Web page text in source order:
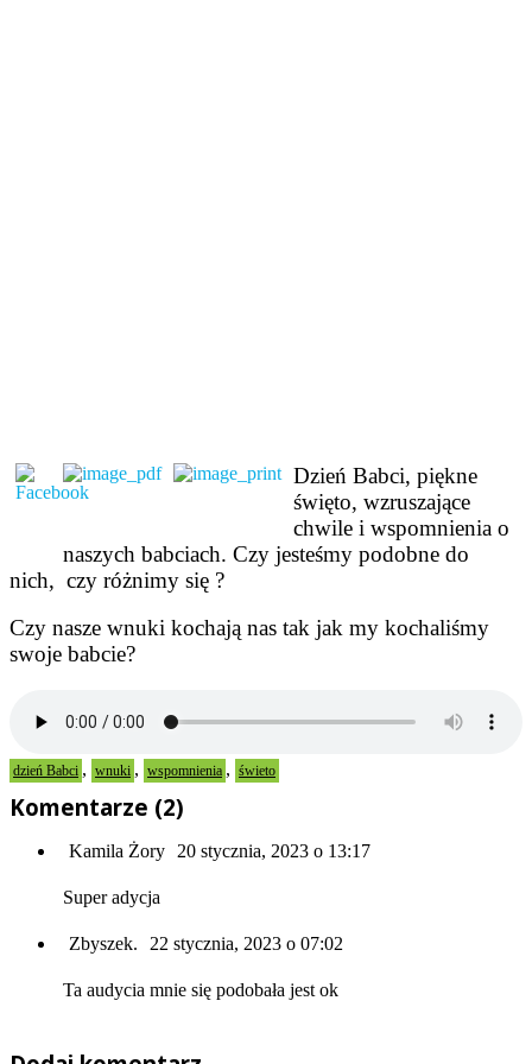
Dzień Babci, piękne
święto, wzruszające
chwile i wspomnienia o
naszych babciach. Czy jesteśmy podobne do
nich, czy różnimy się ?
Czy nasze wnuki kochają nas tak jak my kochaliśmy
swoje babcie?
dzień Babci , wnuki , wspomnienia , świeto
Komentarze (2)
Kamila Żory 20 stycznia, 2023 o 13:17
Super adycja
Zbyszek. 22 stycznia, 2023 o 07:02
Ta audycia mnie się podobała jest ok